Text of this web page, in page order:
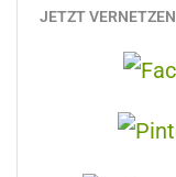
JETZT VERNETZEN